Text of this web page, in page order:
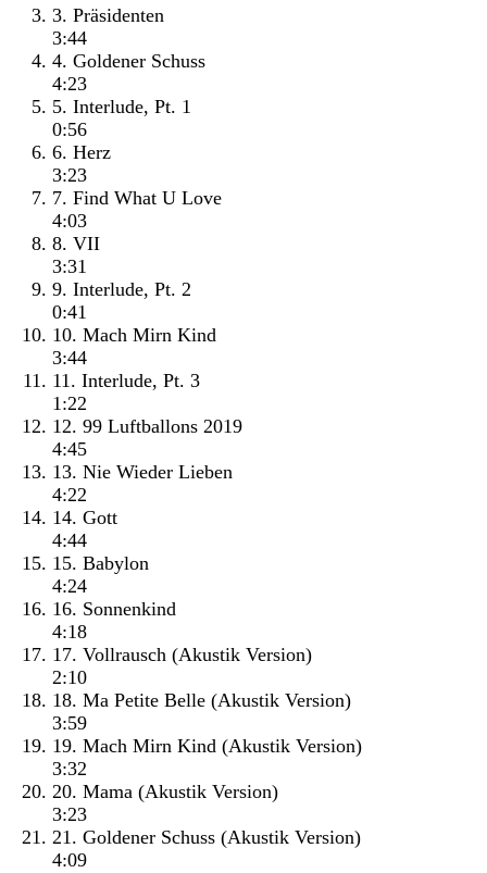
3. Präsidenten
3:44
4. Goldener Schuss
4:23
5. Interlude, Pt. 1
0:56
6. Herz
3:23
7. Find What U Love
4:03
8. VII
3:31
9. Interlude, Pt. 2
0:41
10. Mach Mirn Kind
3:44
11. Interlude, Pt. 3
1:22
12. 99 Luftballons 2019
4:45
13. Nie Wieder Lieben
4:22
14. Gott
4:44
15. Babylon
4:24
16. Sonnenkind
4:18
17. Vollrausch (Akustik Version)
2:10
18. Ma Petite Belle (Akustik Version)
3:59
19. Mach Mirn Kind (Akustik Version)
3:32
20. Mama (Akustik Version)
3:23
21. Goldener Schuss (Akustik Version)
4:09